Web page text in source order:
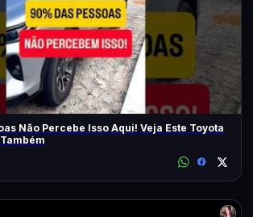
Não Percebe Isso Aqui! Veja Este Toyota